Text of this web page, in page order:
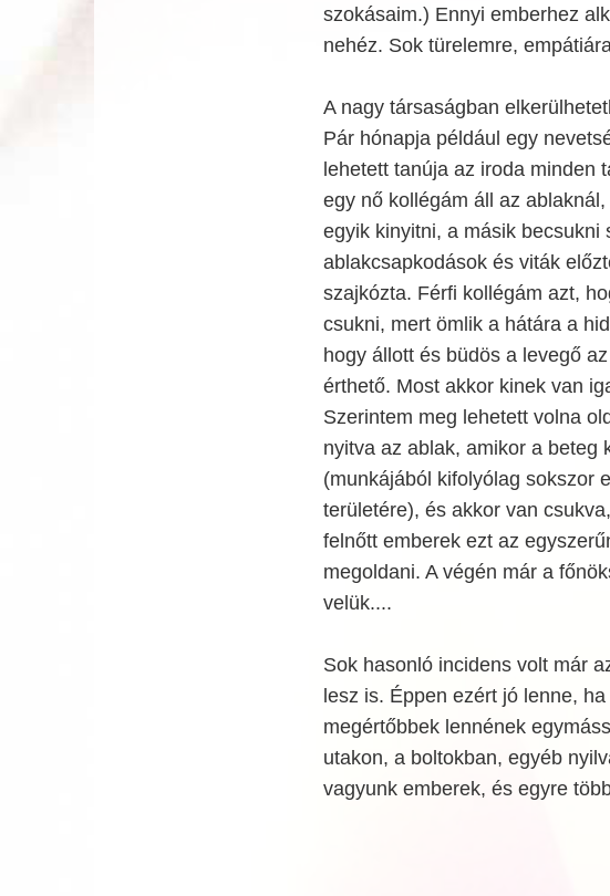
szokásaim.) Ennyi emberhez
nehéz. Sok türelemre,
A nagy társaságban
Pár hónapja például egy
lehetett tanúja az iroda minden
egy nő kollégám áll az
egyik kinyitni, a másik becsukni
ablakcsapkodások és viták
szajkózta. Férfi kollégám azt,
csukni, mert ömlik a hátára a
hogy állott és büdös a levegő
érthető. Most akkor kinek van
Szerintem meg lehetett volna
nyitva az ablak, amikor a beteg
(munkájából kifolyólag sokszor
területére), és akkor van
felnőtt emberek ezt az
megoldani. A végén már a
velük....
Sok hasonló incidens volt már
lesz is. Éppen ezért jó lenne,
megértőbbek lennének
utakon, a boltokban, egyéb
vagyunk emberek, és egyre